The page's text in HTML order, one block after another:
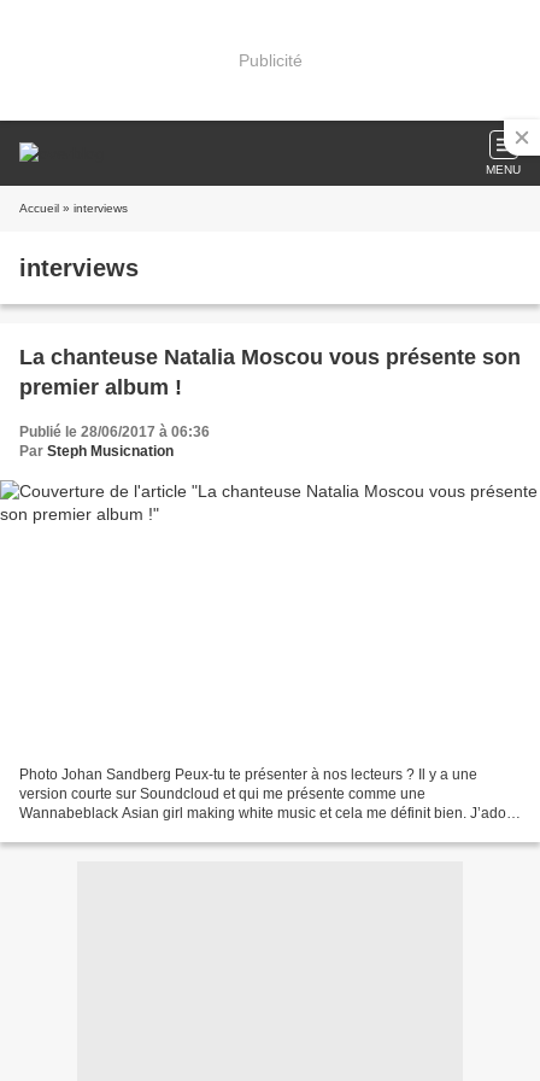
Publicité
MENU
Accueil » interviews
interviews
La chanteuse Natalia Moscou vous présente son
premier album !
Publié le 28/06/2017 à 06:36
Par Steph Musicnation
Photo Johan Sandberg Peux-tu te présenter à nos lecteurs ? Il y a une
version courte sur Soundcloud et qui me présente comme une
Wannabeblack Asian girl making white music et cela me définit bien. J’adore